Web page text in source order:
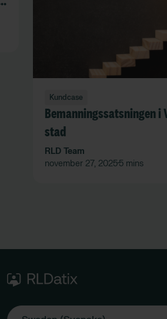
Kundcase
Bemanningssatsningen i
stad
RLD Team
november 27, 2025•5 mins